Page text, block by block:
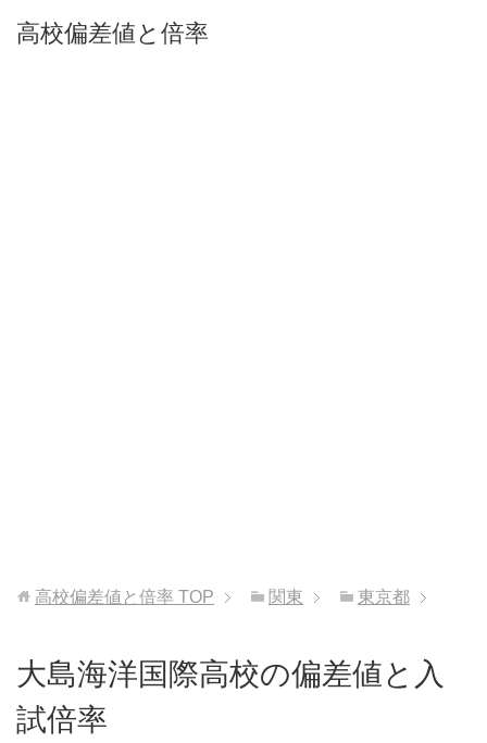
高校偏差値と倍率
高校偏差値と倍率 TOP 関東 東京都
大島海洋国際高校の偏差値と入
試倍率